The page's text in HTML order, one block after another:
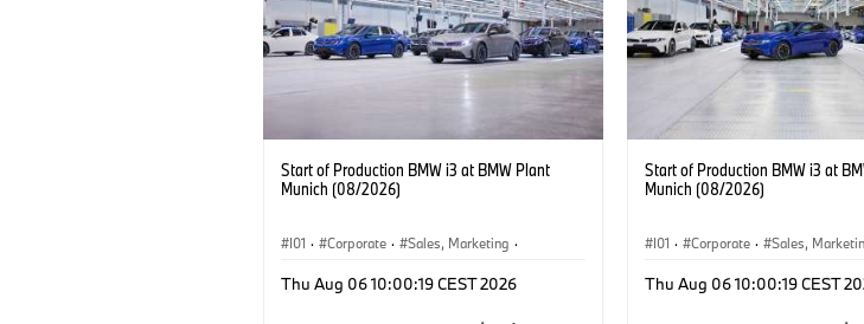
Start of Production BMW i3 at BMW Plant
Munich (08/2026)
I01 · Corporate · Sales, Marketing ·
Thu Aug 06 10:00:19 CEST 2026
Start of Production BMW i3 at
Munich (08/2026)
I01 · Corporate · Sales,
Thu Aug 06 10:00:19 CEST